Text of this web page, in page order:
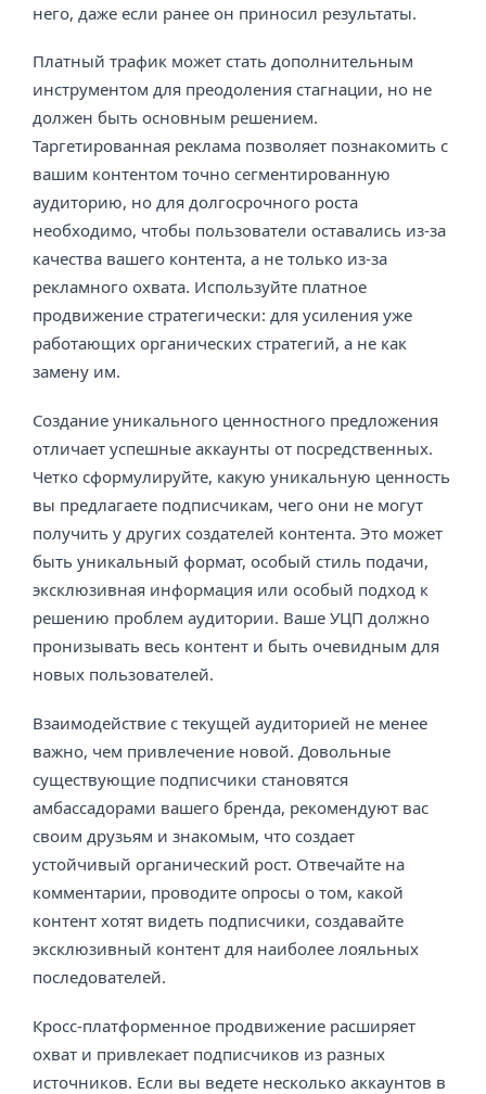
него, даже если ранее он приносил результаты.
Платный трафик может стать дополнительным
инструментом для преодоления стагнации, но не
должен быть основным решением.
Таргетированная реклама позволяет познакомить с
вашим контентом точно сегментированную
аудиторию, но для долгосрочного роста
необходимо, чтобы пользователи оставались из-за
качества вашего контента, а не только из-за
рекламного охвата. Используйте платное
продвижение стратегически: для усиления уже
работающих органических стратегий, а не как
замену им.
Создание уникального ценностного предложения
отличает успешные аккаунты от посредственных.
Четко сформулируйте, какую уникальную ценность
вы предлагаете подписчикам, чего они не могут
получить у других создателей контента. Это может
быть уникальный формат, особый стиль подачи,
эксклюзивная информация или особый подход к
решению проблем аудитории. Ваше УЦП должно
пронизывать весь контент и быть очевидным для
новых пользователей.
Взаимодействие с текущей аудиторией не менее
важно, чем привлечение новой. Довольные
существующие подписчики становятся
амбассадорами вашего бренда, рекомендуют вас
своим друзьям и знакомым, что создает
устойчивый органический рост. Отвечайте на
комментарии, проводите опросы о том, какой
контент хотят видеть подписчики, создавайте
эксклюзивный контент для наиболее лояльных
последователей.
Кросс-платформенное продвижение расширяет
охват и привлекает подписчиков из разных
источников. Если вы ведете несколько аккаунтов в